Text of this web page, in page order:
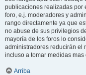
publicaciones realizadas por
foro, e.j. moderadores y
rango directamente ya que
no abuse de sus privilegios
mayoría de los foros lo
administradores reducirán el
incluso a tomar medidas
Arriba